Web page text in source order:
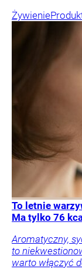
Żywienie
To letnie
Ma tylko 76
Aromatyczny,
to
warto włączyć